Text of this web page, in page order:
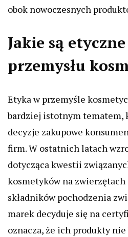
obok nowoczesnych
Jakie są
przemysłu
Etyka w przemyśle
bardziej istotnym tematem,
decyzje zakupowe
firm. W ostatnich latach
dotycząca kwestii
kosmetyków na
składników pochodzenia
marek decyduje się na
oznacza, że ich produkty nie